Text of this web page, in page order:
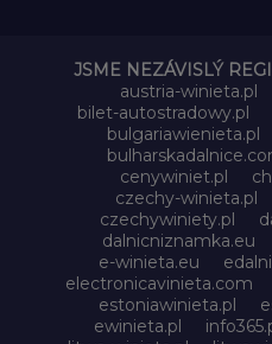
JSME NEZÁVISLÝ
austria-winieta.pl
bilet-autostradowy.pl
bulgariawienieta.pl
cenywiniet.pl
czechy-winieta.pl
czechywiniety.pl
dalnicniznamka.eu
e-winieta.eu
electronicavinieta.com
estoniawinieta.pl
ewinieta.pl